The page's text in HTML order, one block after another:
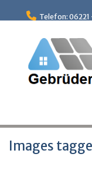
to
Telefon: 06221
Images